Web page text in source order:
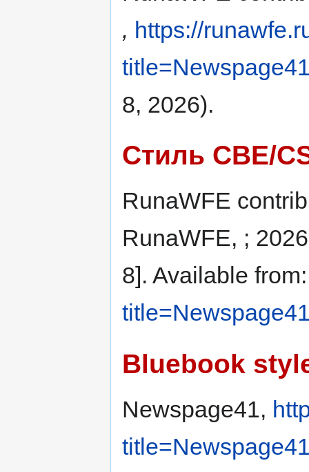
, https://
8, 2026).
Стиль CBE/
RunaWFE
RunaWFE, ;
8]. Available
Bluebook
Newspage41,